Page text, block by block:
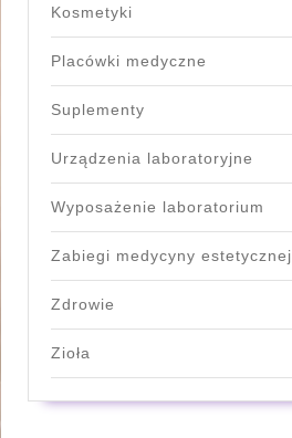
Kosmetyki
Placówki medyczne
Suplementy
Urządzenia laboratoryjne
Wyposażenie laboratorium
Zabiegi medycyny estetycznej
Zdrowie
Zioła